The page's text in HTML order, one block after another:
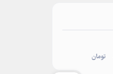
تومان